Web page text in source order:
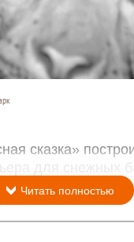
сказка»
для снежных
Читать полностью